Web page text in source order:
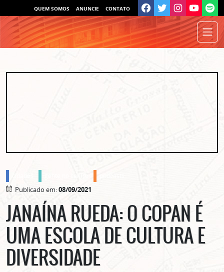
QUEM SOMOS ANUNCIE CONTATO
Publicado em:08/09/2021
JANAÍNA RUEDA: O COPAN É
UMA ESCOLA DE CULTURA E
DIVERSIDADE